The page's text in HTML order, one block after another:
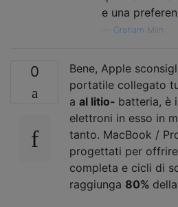
e una
Graham Miln
0
Bene, Apple
portatile collegato
a al litio- batteria, è
elettroni in esso in
tanto. MacBook /
progettati per
completa e cicli di
raggiunga 80%